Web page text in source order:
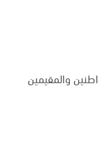
والمقيمين